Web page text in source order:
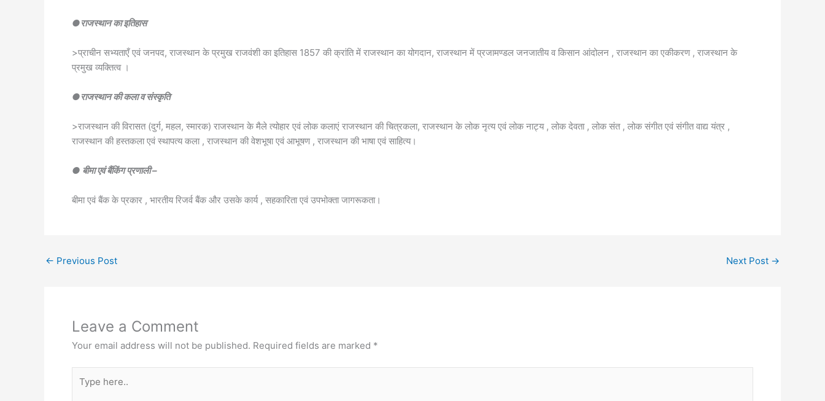
●राजस्थान का इतिहास
>प्राचीन सभ्यताएँ एवं जनपद, राजस्थान के प्रमुख राजवंशी का इतिहास 1857 की क्रांति में राजस्थान का योगदान, राजस्थान में प्रजामण्डल जनजातीय व किसान आंदोलन , राजस्थान का एकीकरण , राजस्थान के
प्रमुख व्यक्तित्व ।
●राजस्थान की कला व संस्कृति
>राजस्थान की विरासत (दुर्ग, महल, स्मारक) राजस्थान के मैले त्योहार एवं लोक कलाएं राजस्थान की चित्रकला, राजस्थान के लोक नृत्य एवं लोक नाट्य , लोक देवता , लोक संत , लोक संगीत एवं संगीत वाद्य यंत्र ,
राजस्थान की हस्तकला एवं स्थापत्य कला , राजस्थान की वेशभूषा एवं आभूषण , राजस्थान की भाषा एवं साहित्य।
● बीमा एवं बैंकिंग प्रणाली –
बीमा एवं बैंक के प्रकार , भारतीय रिजर्व बैंक और उसके कार्य , सहकारिता एवं उपभोक्ता जागरूकता।
← Previous Post Next Post →
Leave a Comment
Your email address will not be published. Required fields are marked *
here..